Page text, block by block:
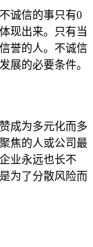
诚信的事只有0
现出来。只有当
誉的人。不诚信
展的必要条件。
成为多元化而多
焦的人或公司最
业永远也长不
为了分散风险而